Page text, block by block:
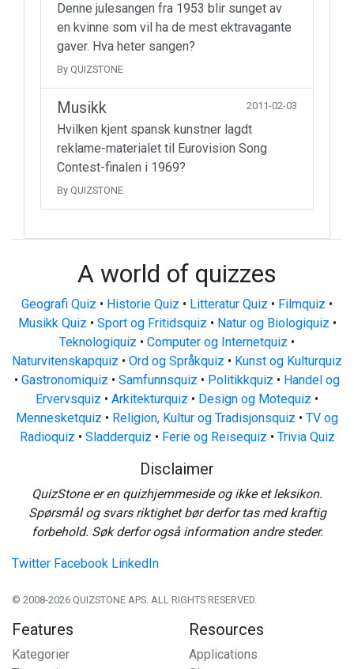
Denne julesangen fra 1953 blir sunget av
en kvinne som vil ha de mest ektravagante
gaver. Hva heter sangen?
By QUIZSTONE
Musikk 2011-02-03
Hvilken kjent spansk kunstner lagdt
reklame-materialet til Eurovision Song
Contest-finalen i 1969?
By QUIZSTONE
A world of quizzes
Geografi Quiz • Historie Quiz • Litteratur Quiz • Filmquiz •
Musikk Quiz • Sport og Fritidsquiz • Natur og Biologiquiz •
Teknologiquiz • Computer og Internetquiz •
Naturvitenskapquiz • Ord og Språkquiz • Kunst og Kulturquiz
• Gastronomiquiz • Samfunnsquiz • Politikkquiz • Handel og
Ervervsquiz • Arkitekturquiz • Design og Motequiz •
Mennesketquiz • Religion, Kultur og Tradisjonsquiz • TV og
Radioquiz • Sladderquiz • Ferie og Reisequiz • Trivia Quiz
Disclaimer
QuizStone er en quizhjemmeside og ikke et leksikon.
Spørsmål og svars riktighet bør derfor tas med kraftig
forbehold. Søk derfor også information andre steder.
Twitter Facebook LinkedIn
© 2008-2026 QUIZSTONE APS. ALL RIGHTS RESERVED.
Features
Kategorier
Resources
Applications